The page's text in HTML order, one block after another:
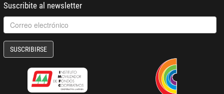
Suscribite al newsletter
SUSCRIBIRSE